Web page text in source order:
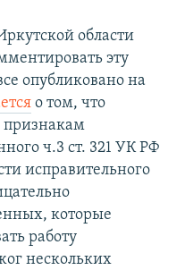
области
эту
опубликовано на
о том, что
признакам
ч.3 ст. 321 УК РФ
исправительного
которые
работу
нескольких